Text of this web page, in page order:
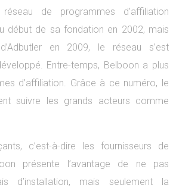
de programmes d’affiliation
début de sa fondation en 2002, mais
en 2009, le réseau s’est
Entre-temps, Belboon a plus
d’affiliation. Grâce à ce numéro, le
suivre les grands acteurs comme
c’est-à-dire les fournisseurs de
présente l’avantage de ne pas
d’installation, mais seulement la